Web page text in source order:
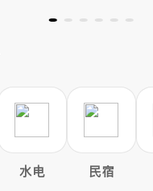
水电 民宿